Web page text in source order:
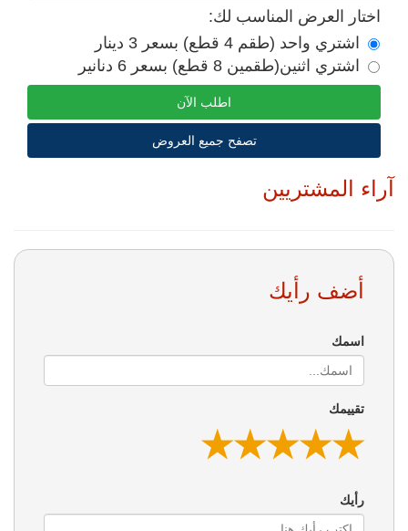
اختار العرض المناسب لك:
اشتري واحد (طقم 4 قطع) بسعر 3 دينار
اشتري اثنين(طقمين 8 قطع) بسعر 6 دنانير
اطلب الآن
تصفح جميع العروض
آراء المشتريين
أضف رأيك
اسمك
تقييمك
★
★
★★
★
★ ★
★
★
★ ★
★
★
★
★
رأيك